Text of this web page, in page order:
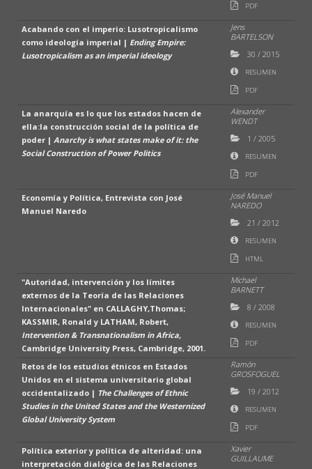
PDF
Acabando con el imperio: Lusotropicalismo
como ideología imperial | Ending Empire:
Lusotropicalism as an imperial ideology
Jens
BARTELSON
30 /2015
RESUMEN
PDF
La anarquía es lo que los estados hacen de
ella:la construcción social de la política de
poder | Anarchy is what states make of it: the
Social Construction of Power Politics
Alexander
WENDT
1 /2005
RESUMEN
PDF
Economía y Política, Entrevista con José
Manuel Naredo
José Manuel
NAREDO
21 /2012
RESUMEN
HTML
"Autoridad, intervención y los límites
externos de la Teoría de las Relaciones
Internacionales" en CALLAGHY,Thomas;
KASSMIR, Ronald y LATHAM, Robert,
Intervention & Transnationalism in Africa,
Cambridge University Press, Cambridge, 2001.
Michael
BARNETT
8 /2008
RESUMEN
PDF
Retos de los estudios étnicos en Estados
Unidos en el sistema universitario global
occidentalizado | The Challenges of Ethnic
Studies in the United States and the Westernized
Global University System
Ramón
GROSFOGUEL
19 /2012
RESUMEN
PDF
Política exterior y política de alteridad: una
interpretación dialógica de las Relaciones
Xavier
GUILLAUME